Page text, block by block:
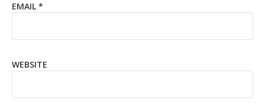
EMAIL *
WEBSITE